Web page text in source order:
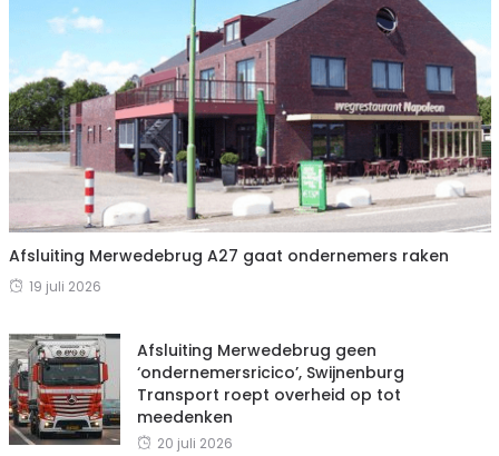
Afsluiting Merwedebrug A27 gaat ondernemers raken
19 juli 2026
Afsluiting Merwedebrug geen
‘ondernemersricico’, Swijnenburg
Transport roept overheid op tot
meedenken
20 juli 2026